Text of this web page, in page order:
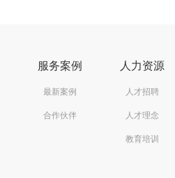
服务案例
最新案例
合作伙伴
人力资源
人才招聘
人才理念
教育培训